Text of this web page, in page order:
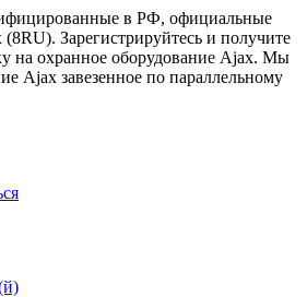
в РФ, официальные
(8RU). Зарегистрируйтесь и получите
на охранное оборудование Ajax. Мы
Ajax завезенное по параллельному